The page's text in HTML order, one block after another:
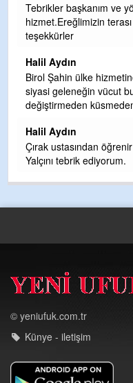
Tebrikler başkanım ve
hizmet.Ereğlimizin
teşekkürler
Halil Aydın
Birol Şahin ülke
siyasi geleneğin vücut
değiştirmeden
Halil Aydın
Çırak ustasından
Yalçını tebrik ediyorum.
© yeniufuk.com.tr
Künye - iletişim